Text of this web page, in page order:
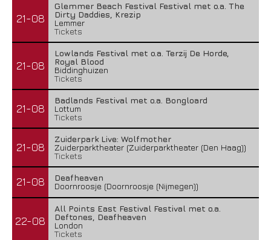
21-08
Glemmer Beach Festival Festival met o.a. The
Dirty Daddies, Krezip
Lemmer
Tickets
21-08
Lowlands Festival met o.a. Terzij De Horde,
Royal Blood
Biddinghuizen
Tickets
21-08
Badlands Festival met o.a. Bongloard
Lottum
Tickets
21-08
Zuiderpark Live: Wolfmother
Zuiderparktheater (Zuiderparktheater (Den Haag))
Tickets
21-08
Deafheaven
Doornroosje (Doornroosje (Nijmegen))
22-08
All Points East Festival Festival met o.a.
Deftones, Deafheaven
London
Tickets